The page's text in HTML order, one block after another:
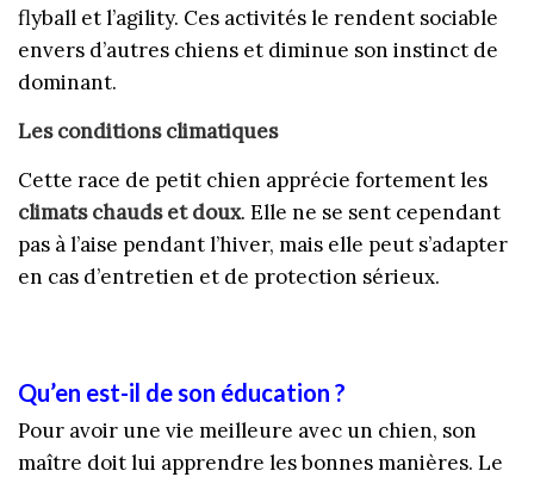
flyball et l’agility. Ces activités le rendent sociable
envers d’autres chiens et diminue son instinct de
dominant.
Les conditions climatiques
Cette race de petit chien apprécie fortement les
climats chauds et doux. Elle ne se sent cependant
pas à l’aise pendant l’hiver, mais elle peut s’adapter
en cas d’entretien et de protection sérieux.
Qu’en est-il de son éducation ?
Pour avoir une vie meilleure avec un chien, son
maître doit lui apprendre les bonnes manières. Le